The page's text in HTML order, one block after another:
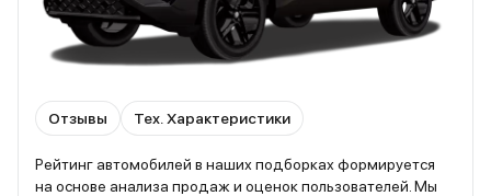
Отзывы Тех. Характеристики
Рейтинг автомобилей в наших подборках формируется
на основе анализа продаж и оценок пользователей. Мы